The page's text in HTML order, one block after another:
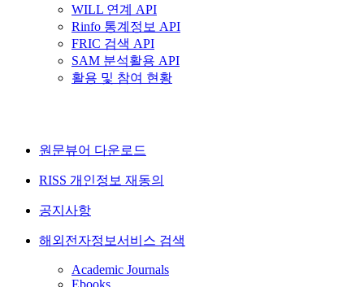
WILL 연계 API
Rinfo 통계정보 API
FRIC 검색 API
SAM 분석활용 API
활용 및 참여 현황
원문뷰어 다운로드
RISS 개인정보 재동의
공지사항
해외전자정보서비스 검색
Academic Journals
Ebooks